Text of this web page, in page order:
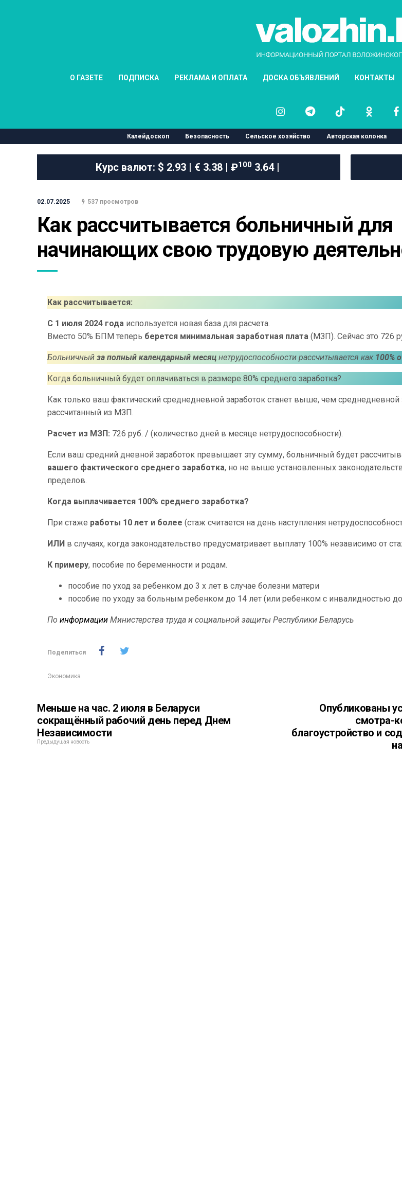
О ГАЗЕТЕ ПОДПИСКА РЕКЛАМА И ОПЛАТА ДОСКА ОБЪЯВЛЕНИЙ КОНТАКТЫ
Калейдоскоп Безопасность Сельское хозяйство Авторская колонка
Курс валют: $ 2.93 | € 3.38 | ₽1003.64 |
02.07.2025 537 просмотров
Как рассчитывается больничный для
начинающих свою трудовую
Как рассчитывается:
С 1 июля 2024 года используется новая база для расчета.
Вместо 50% БПМ теперь берется минимальная заработная плата (МЗП). Сейчас это 726
Больничный за полный календарный месяц нетрудоспособности рассчитывается как 100%
Когда больничный будет оплачиваться в размере 80% среднего заработка?
Как только ваш фактический среднедневной заработок станет выше, чем среднедневной
рассчитанный из МЗП.
Расчет из МЗП: 726 руб. / (количество дней в месяце нетрудоспособности).
Если ваш средний дневной заработок превышает эту сумму, больничный будет
вашего фактического среднего заработка, но не выше установленных
пределов.
Когда выплачивается 100% среднего заработка?
При стаже работы 10 лет и более (стаж считается на день наступления
ИЛИ в случаях, когда законодательство предусматривает выплату 100% независимо от
К примеру, пособие по беременности и родам.
пособие по уход за ребенком до 3 х лет в случае болезни матери
пособие по уходу за больным ребенком до 14 лет (или ребенком с инвалидностью до
По информации Министерства труда и социальной защиты Республики Беларусь
Поделиться
Экономика
Меньше на час. 2 июля в Беларуси
сокращённый рабочий день перед Днем
Независимости
Предыдущая новость
Опубликованы
смотра-
благоустройство и